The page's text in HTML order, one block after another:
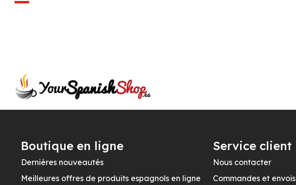
Boutique en ligne
Dernières nouveautés
Meilleures offres de produits espagnols en ligne
Service client
Nous contacter
Commandes et envois